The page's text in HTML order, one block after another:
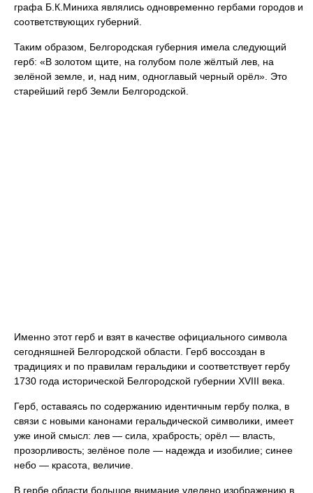
графа Б.К.Миниха являлись одновременно гербами городов и
соответствующих губерний.
Таким образом, Белгородская губерния имела следующий
герб: «В золотом щите, на голубом поле жёлтый лев, на
зелёной земле, и, над ним, одноглавый черный орёл». Это
старейший герб Земли Белгородской.
Именно этот герб и взят в качестве официального символа
сегодняшней Белгородской области. Герб воссоздан в
традициях и по правилам геральдики и соответствует гербу
1730 года исторической Белгородской губернии XVIII века.
Герб, оставаясь по содержанию идентичным гербу полка, в
связи с новыми канонами геральдической символики, имеет
уже иной смысл: лев — сила, храбрость; орёл — власть,
прозорливость; зелёное поле — надежда и изобилие; синее
небо — красота, величие.
В гербе области большое внимание уделено изображению в